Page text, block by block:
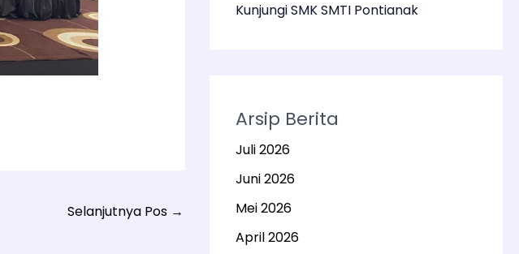
Selanjutnya Pos →
Kunjungi SMK SMTI Pontianak
Arsip Berita
Juli 2026
Juni 2026
Mei 2026
April 2026